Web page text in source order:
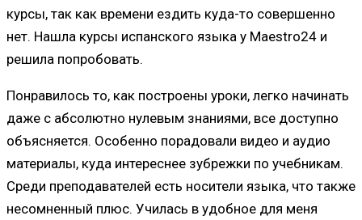
курсы, так как времени ездить куда-то совершенно
нет. Нашла курсы испанского языка у Maestro24 и
решила попробовать.
Понравилось то, как построены уроки, легко начинать
даже с абсолютно нулевым знаниями, все доступно
объясняется. Особенно порадовали видео и аудио
материалы, куда интереснее зубрежки по учебникам.
Среди преподавателей есть носители языка, что также
несомненный плюс. Училась в удобное для меня